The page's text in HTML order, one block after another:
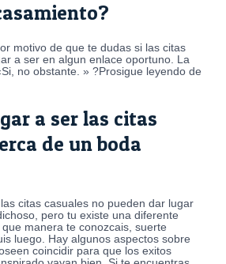
motivo de que te dudas si las citas
a ser en algun enlace oportuno. La
no obstante. » ?Prosigue leyendo de
a ser las citas
de un boda
citas casuales no pueden dar lugar
pero tu existe una diferente
manera te conozcais, suerte
luego. Hay algunos aspectos sobre
coincidir para que los exitos